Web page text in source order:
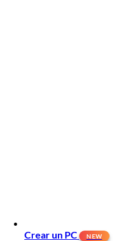
Crear un PC NEW